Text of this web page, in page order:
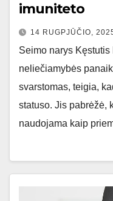
imuniteto
14 RUGPJŪČIO,
Seimo narys
neliečiamybės
svarstomas, teigia,
statuso. Jis pabrėžė,
naudojama kaip